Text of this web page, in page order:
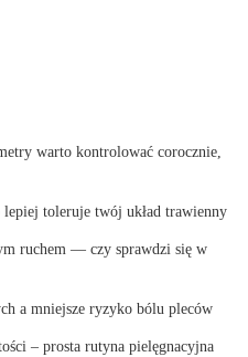
warto kontrolować corocznie,
lepiej toleruje twój układ trawienny
ruchem — czy sprawdzi się w
a mniejsze ryzyko bólu pleców
– prosta rutyna pielęgnacyjna